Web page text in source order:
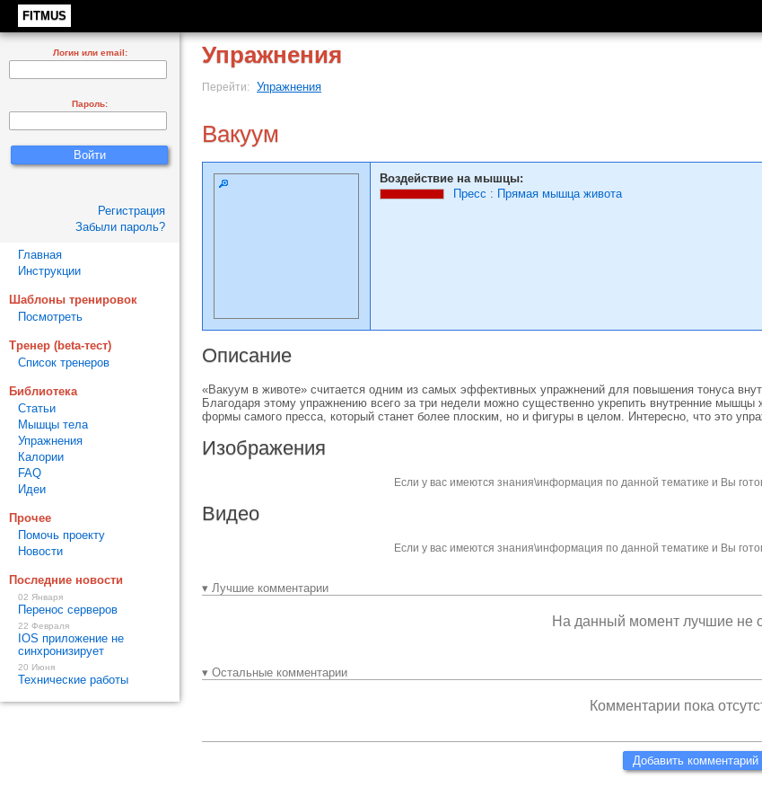
FITMUS
Упражнения
Перейти: Упражнения
Вакуум
Воздействие на мышцы:
Пресс : Прямая мышца живота
Описание
«Вакуум в животе» считается одним из самых эффективных упражнений для повышения тонуса
Благодаря этому упражнению всего за три недели можно существенно укрепить внутренние
формы самого пресса, который станет более плоским, но и фигуры в целом. Интересно, что это
Изображения
Если у вас имеются знания\информация по данной тематике и Вы
Видео
Если у вас имеются знания\информация по данной тематике и Вы
▾ Лучшие комментарии
На данный момент лучшие не
▾ Остальные комментарии
Комментарии пока
Добавить комментарий
Логин или email:
Пароль:
Регистрация
Забыли пароль?
Главная
Инструкции
Шаблоны тренировок
Посмотреть
Тренер (beta-тест)
Список тренеров
Библиотека
Статьи
Мышцы тела
Упражнения
Калории
FAQ
Идеи
Прочее
Помочь проекту
Новости
Последние новости
02 Января
Перенос серверов
22 Февраля
IOS приложение не
синхронизирует
20 Июня
Технические работы